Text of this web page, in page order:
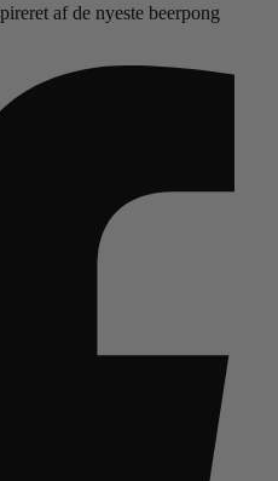
af de nyeste beerpong